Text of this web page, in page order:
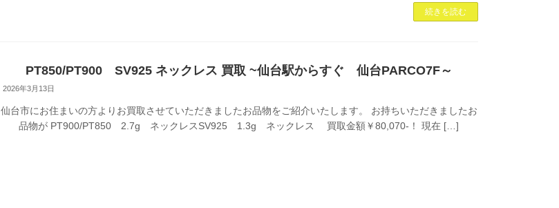
続きを読む
PT850/PT900 SV925 ネックレス 買取 ~仙台駅からすぐ 仙台PARCO7F～
2026年3月13日
仙台市にお住まいの方よりお買取させていただきましたお品物をご紹介いたします。 お持ちいただきましたお
品物が PT900/PT850 2.7g ネックレスSV925 1.3g ネックレス 買取金額￥80,070-！ 現在 […]